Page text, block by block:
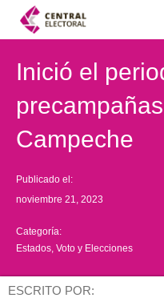
Inició el
Campeche
Publicado el:
noviembre 21, 2023
Categoría:
Estados Voto y Elecciones
ESCRITO POR: